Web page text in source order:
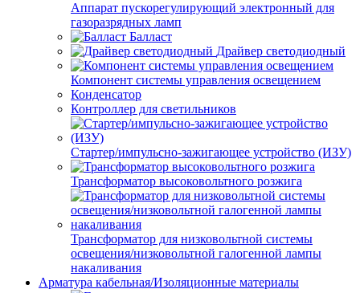
Аппарат пускорегулирующий электронный для
газоразрядных ламп
Балласт
Драйвер светодиодный
Компонент системы управления освещением
Конденсатор
Контроллер для светильников
Стартер/импульсно-зажигающее устройство (ИЗУ)
Трансформатор высоковольтного розжига
Трансформатор для низковольтной системы
освещения/низковольтной галогенной лампы
накаливания
Арматура кабельная/Изоляционные материалы